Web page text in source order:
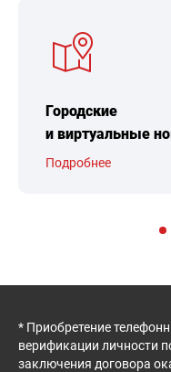
Городские
и виртуальные
Подробнее
* Приобретение
верификации личности
заключения договора